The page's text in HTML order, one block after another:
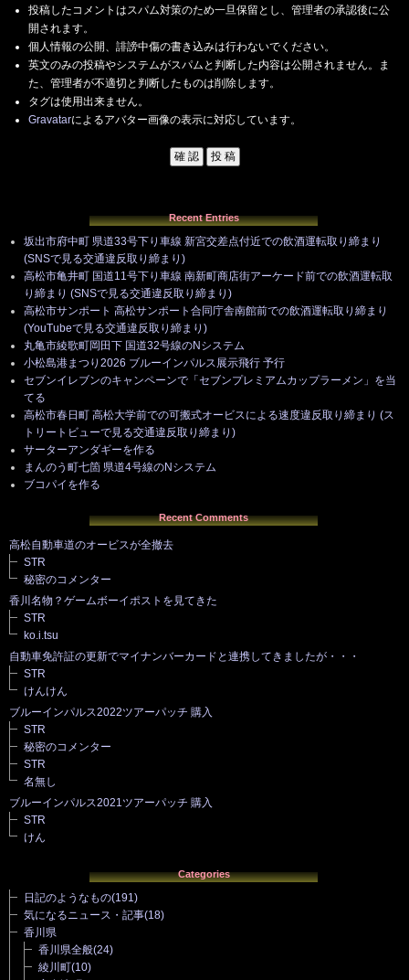
投稿したコメントはスパム対策のため一旦保留とし、管理者の承認後に公
開されます。
個人情報の公開、誹謗中傷の書き込みは行わないでください。
英文のみの投稿やシステムがスパムと判断した内容は公開されません。ま
た、管理者が不適切と判断したものは削除します。
タグは使用出来ません。
Gravatarによるアバター画像の表示に対応しています。
Recent Entries
坂出市府中町 県道33号下り車線 新宮交差点付近での飲酒運転取り締まり
(SNSで見る交通違反取り締まり)
高松市亀井町 国道11号下り車線 南新町商店街アーケード前での飲酒運転取
り締まり (SNSで見る交通違反取り締まり)
高松市サンポート 高松サンポート合同庁舎南館前での飲酒運転取り締まり
(YouTubeで見る交通違反取り締まり)
丸亀市綾歌町岡田下 国道32号線のNシステム
小松島港まつり2026 ブルーインパルス展示飛行 予行
セブンイレブンのキャンペーンで「セブンプレミアムカップラーメン」を当
てる
高松市春日町 高松大学前での可搬式オービスによる速度違反取り締まり (ス
トリートビューで見る交通違反取り締まり)
サーターアンダギーを作る
まんのう町七箇 県道4号線のNシステム
ブコパイを作る
Recent Comments
高松自動車道のオービスが全撤去
STR
秘密のコメンター
香川名物？ゲームボーイポストを見てきた
STR
ko.i.tsu
自動車免許証の更新でマイナンバーカードと連携してきましたが・・・
STR
けんけん
ブルーインパルス2022ツアーパッチ 購入
STR
秘密のコメンター
STR
名無し
ブルーインパルス2021ツアーパッチ 購入
STR
けん
Categories
日記のようなもの(191)
気になるニュース・記事(18)
香川県
香川県全般(24)
綾川町(10)